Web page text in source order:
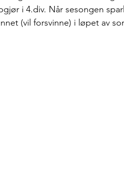
i 4.div. Når sesongen
(vil forsvinne) i løpet av